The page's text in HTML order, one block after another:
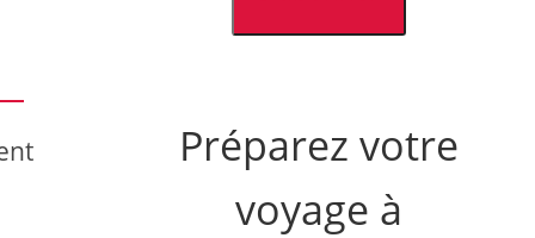
Préparez votre
voyage à